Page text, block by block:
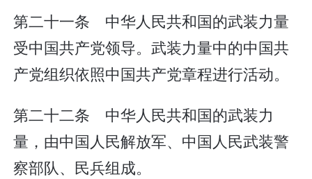
第二十一条 中华人民共和国的武装力量
受中国共产党领导。武装力量中的中国共
产党组织依照中国共产党章程进行活动。
第二十二条 中华人民共和国的武装力
量，由中国人民解放军、中国人民武装警
察部队、民兵组成。